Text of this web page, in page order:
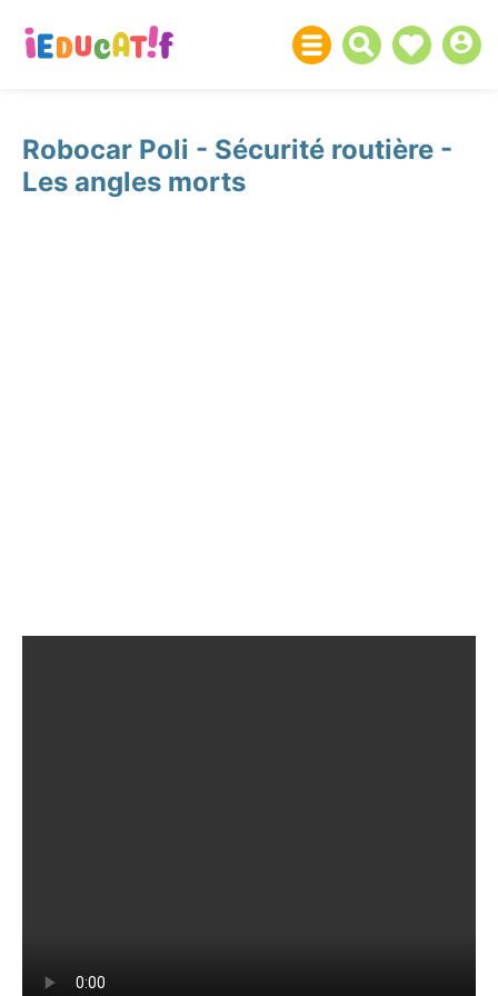
Robocar Poli - Sécurité routière -
Les angles morts